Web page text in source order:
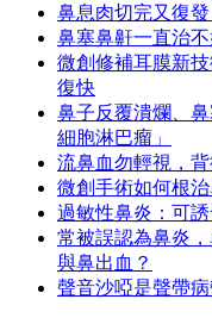
鼻息肉切完又復
鼻塞鼻鼾一直治
微創修補耳膜新
復快
鼻子反覆潰爛、
細胞淋巴瘤」
流鼻血勿輕視，
微創手術如何根治
過敏性鼻炎：可
常被誤認為鼻炎
與鼻出血？
聲音沙啞是聲帶